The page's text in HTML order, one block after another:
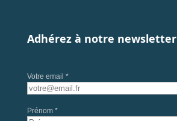
Adhérez à notre newsletter
Votre email *
Prénom *